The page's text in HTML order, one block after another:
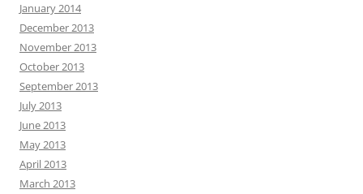
January 2014
December 2013
November 2013
October 2013
September 2013
July 2013
June 2013
May 2013
April 2013
March 2013